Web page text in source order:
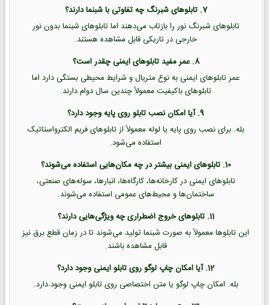
7. تابلوهای شبرنگ چه تفاوتی با شبنما دارند؟
تابلوهای شبرنگ نور را بازتاب می‌دهند اما تابلوهای شبنما بدون نور
خارجی در تاریکی قابل مشاهده هستند.
8. عمر مفید تابلوهای ایمنی چقدر است؟
عمر تابلوهای ایمنی به نوع متریال و شرایط محیطی بستگی دارد اما
تابلوهای باکیفیت معمولاً چندین سال دوام دارند.
9. آیا امکان نصب تابلو روی پایه وجود دارد؟
بله. برای نصب روی پایه یا لوله معمولاً از تابلوهای فریم الکترواستاتیک
استفاده می‌شود.
10. تابلوهای ایمنی بیشتر در چه مکان‌هایی استفاده می‌شوند؟
تابلوهای ایمنی در کارخانه‌ها، کارگاه‌ها، انبارها، سوله‌های صنعتی،
ساختمان‌ها و محیط‌های عمومی استفاده می‌شوند.
11. تابلوهای خروج اضطراری چه ویژگی‌هایی دارند؟
این تابلوها معمولاً به صورت شبنما تولید می‌شوند تا در زمان قطع برق نیز
قابل مشاهده باشند.
12. آیا امکان چاپ لوگو روی تابلو ایمنی وجود دارد؟
بله. امکان چاپ لوگو یا متن اختصاصی روی تابلو ایمنی وجود دارد.